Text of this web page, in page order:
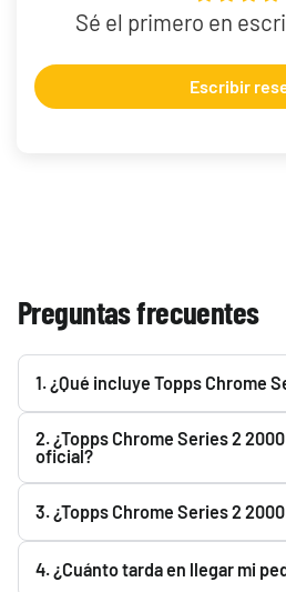
Sé el primero en
Escribir
Preguntas frecuentes
1. ¿Qué incluye Topps Chrome
para ver todo lo que incluye.
apartado superior.
2. ¿Topps Chrome Series 2
oficial?
Original. En Pokemillon vendemos
originales adquiridos a través de
distribuidores.
3. ¿Topps Chrome Series 2
precintados de fábrica. Siempre
4. ¿Cuánto tarda en llegar mi